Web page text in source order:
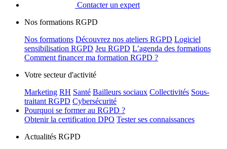
Contacter un expert
Nos formations RGPD
Nos formations Découvrez nos ateliers RGPD Logiciel
sensibilisation RGPD Jeu RGPD L’agenda des formations
Comment financer ma formation RGPD ?
Votre secteur d'activité
Marketing RH Santé Bailleurs sociaux Collectivités Sous-
traitant RGPD Cybersécurité
Pourquoi se former au RGPD ?
Obtenir la certification DPO Tester ses connaissances
Actualités RGPD